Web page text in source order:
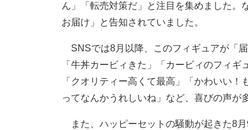
ん」「転売対策だ」と注目を集めました
お届け」と告知されていました。
SNSでは8月以降、このフィギュアが「
「牛丼カービィきた」「カービィのフィ
「クオリティー高くて最高」「かわいい
ってなんかうれしいね」など、喜びの声が
また、ハッピーセットの騒動が起きた8